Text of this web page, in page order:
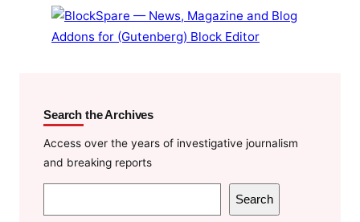
Search the Archives
Access over the years of investigative journalism
and breaking reports
e
Search